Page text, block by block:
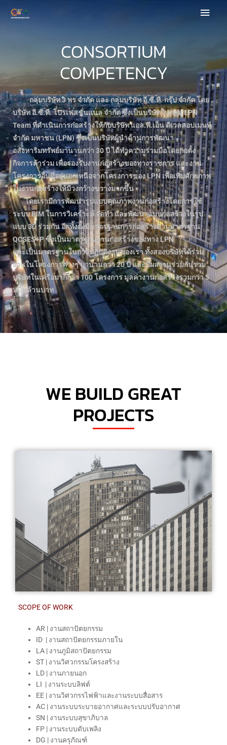
MAIN
CONSORTIUM
COMPETENCY
กลุ่มบริษัท 3 พร จำกัด และ กลุ่มบริษัท อี.ซี.ที. กรุ๊ป จำกัด โดย
บริษัท อี.ซี.ที. โปรเฟสชั่นแนล จำกัด ซึ่งเป็นบริษัทในกลุ่ม LPN
Team ที่ดำเนินการก่อสร้างให้กับบริษัท แอล.พี.เอ็น ดีเวลลอปเมนท์
จำกัด มหาชน (LPN) ซึ่งเป็นบริษัทผู้นำด้านการพัฒนา
อสังหาริมทรัพย์มานานกว่า 30 ปี ได้ทำความร่วมมือโดยก่อตั้ง
กิจการค้าร่วม เพื่อรองรับงานก่อสร้างของทางราชการ และงาน
โครงการอื่นที่อยู่นอกเหนือจากโครงการของ LPN เพื่อเพิ่มศักยภาพ
ในงานก่อสร้างให้มีวงกว้างขวางมากขึ้น
โดยเรามีการพัฒนารูปแบบคุณภาพงานก่อสร้างโดยการใช้
ระบบ BIM ในการวิเคราะห์ จัดทำ และพัฒนาแบบก่อสร้างในรูป
แบบ 3D ร่วมกัน อีกทั้งยังมีมาตรฐานการก่อสร้างตามมาตรฐาน
QCSES+P ซึ่งเป็นมาตรฐานงานก่อสร้างของทาง LPN
และเป็นมาตรฐานในการปฏิบัติงานของเรา ทั้งสองบริษัทได้ร่วม
งานในโครงการต่างๆ มานานกว่า 20 ปี และมีผลงานร่วมกันรวม
บริษัทในเครือมากกว่า 100 โครงการ มูลค่างานก่อสร้างรวมกว่า 5
หมื่นล้านบาท
WE BUILD GREAT
PROJECTS
SCOPE OF WORK
AR | งานสถาปัตยกรรม
ID | งานสถาปัตยกรรมภายใน
LA | งานภูมิสถาปัตยกรรม
ST | งานวิศวกรรมโครงสร้าง
LD | งานภายนอก
LI | งานระบบลิฟต์
EE | งานวิศวกรรไฟฟ้าและงานระบบสื่อสาร
AC | งานระบบระบายอากาศและระบบปรับอากาศ
SN | งานระบบสุขาภิบาล
FP | งานระบบดับเพลิง
DG | งานครุภัณฑ์